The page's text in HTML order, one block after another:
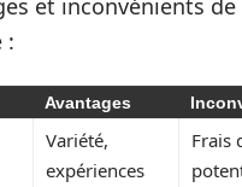
:
Avantages
Variété,
expériences
Frais